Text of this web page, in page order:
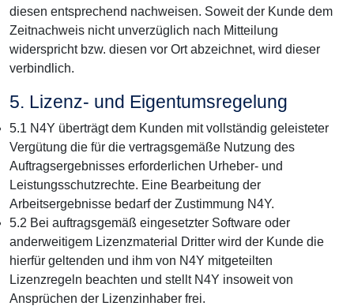
diesen entsprechend nachweisen. Soweit der Kunde dem
Zeitnachweis nicht unverzüglich nach Mitteilung
widerspricht bzw. diesen vor Ort abzeichnet, wird dieser
verbindlich.
5. Lizenz- und Eigentumsregelung
5.1 N4Y überträgt dem Kunden mit vollständig geleisteter
Vergütung die für die vertragsgemäße Nutzung des
Auftragsergebnisses erforderlichen Urheber- und
Leistungsschutzrechte. Eine Bearbeitung der
Arbeitsergebnisse bedarf der Zustimmung N4Y.
5.2 Bei auftragsgemäß eingesetzter Software oder
anderweitigem Lizenzmaterial Dritter wird der Kunde die
hierfür geltenden und ihm von N4Y mitgeteilten
Lizenzregeln beachten und stellt N4Y insoweit von
Ansprüchen der Lizenzinhaber frei.